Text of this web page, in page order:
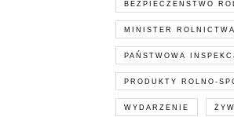
BEZPIECZEŃSTWO
MINISTER
PAŃSTWOWA
PRODUKTY ROLNO-
WYDARZENIE